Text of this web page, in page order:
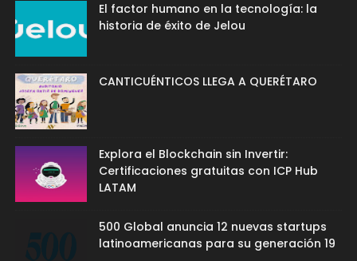
El factor humano en la tecnología: la
historia de éxito de Jelou
CANTICUÉNTICOS LLEGA A QUERÉTARO
Explora el Blockchain sin Invertir:
Certificaciones gratuitas con ICP Hub
LATAM
500 Global anuncia 12 nuevas startups
latinoamericanas para su generación 19